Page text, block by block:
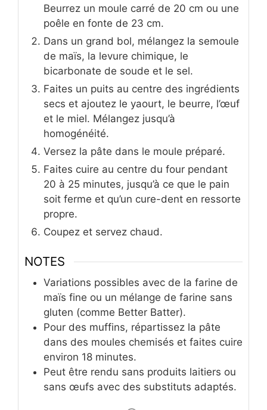
Beurrez un moule carré de 20 cm ou une
poêle en fonte de 23 cm.
Dans un grand bol, mélangez la semoule
de maïs, la levure chimique, le
bicarbonate de soude et le sel.
Faites un puits au centre des ingrédients
secs et ajoutez le yaourt, le beurre, l’œuf
et le miel. Mélangez jusqu’à
homogénéité.
Versez la pâte dans le moule préparé.
Faites cuire au centre du four pendant
20 à 25 minutes, jusqu’à ce que le pain
soit ferme et qu’un cure-dent en ressorte
propre.
Coupez et servez chaud.
NOTES
Variations possibles avec de la farine de
maïs fine ou un mélange de farine sans
gluten (comme Better Batter).
Pour des muffins, répartissez la pâte
dans des moules chemisés et faites cuire
environ 18 minutes.
Peut être rendu sans produits laitiers ou
sans œufs avec des substituts adaptés.